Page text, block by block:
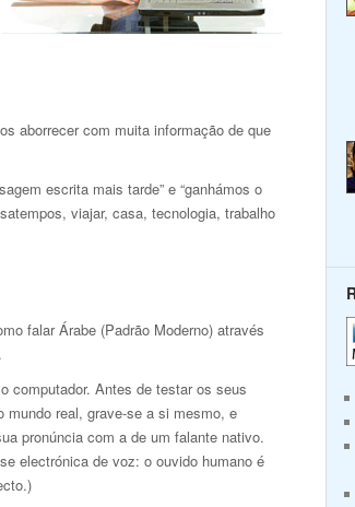
aborrecer com muita informação de que
escrita mais tarde” e “ganhámos o
viajar, casa, tecnologia, trabalho
falar Árabe (Padrão Moderno) através
computador. Antes de testar os seus
mundo real, grave-se a si mesmo, e
pronúncia com a de um falante nativo.
electrónica de voz: o ouvido humano é